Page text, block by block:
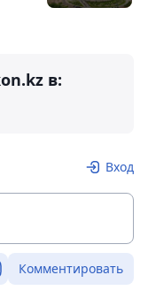
в:
Вход
Комментировать